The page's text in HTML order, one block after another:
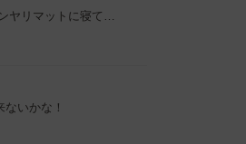
ヤリマットに寝て…
いかな！